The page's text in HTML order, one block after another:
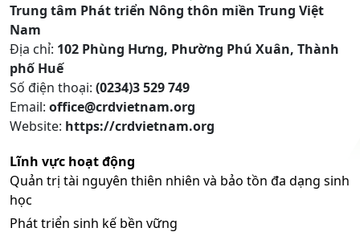
Trung tâm Phát triển Nông thôn miền Trung Việt
Nam
Địa chỉ: 102 Phùng Hưng, Phường Phú Xuân, Thành
phố Huế
Số điện thoại: (0234)3 529 749
Email: office@crdvietnam.org
Website: https://crdvietnam.org
Lĩnh vực hoạt động
Quản trị tài nguyên thiên nhiên và bảo tồn đa dạng sinh
học
Phát triển sinh kế bền vững